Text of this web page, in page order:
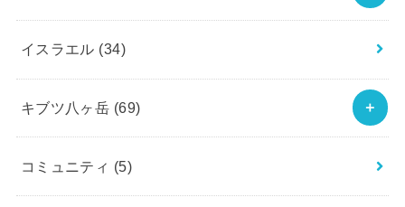
イスラエル (34)
キブツ八ヶ岳 (69)
コミュニティ (5)